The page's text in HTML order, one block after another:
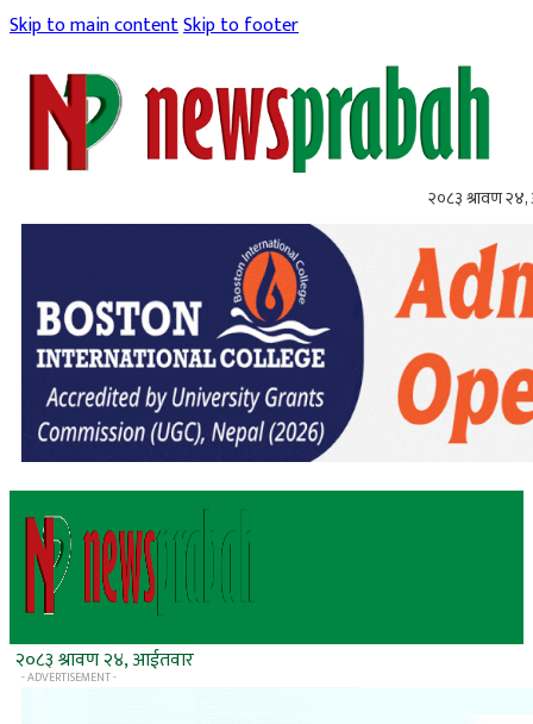
Skip to main contentSkip to footer
२०८३ श्रावण
२०८३ श्रावण २४, आईतवार
- ADVERTISEMENT -